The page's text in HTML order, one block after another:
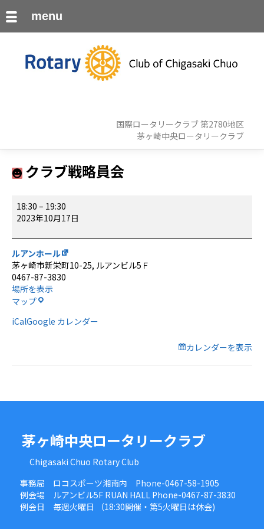
国際ロータリークラブ 第2780地区
茅ヶ崎中央ロータリークラブ
クラブ戦略員会
ク
ラ
ブ
戦
略
員
会
18:30 – 19:30
2023年10月17日
ルアンホール
茅ヶ崎市新栄町10-25 ルアンビル5Ｆ
0467-87-3830
場所を表示
マップル
ン
iCalGoogle カレンダー
カレンダーを表示
茅ヶ崎中央ロータリークラブ
Chigasaki Chuo Rotary Club
事務局 ロコスポーツ湘南内 Phone-0467-58-1905
例会場 ルアンビル5F RUAN HALL Phone-0467-87-3830
例会日 毎週火曜日 （18:30開催・第5火曜日は休会)
menu